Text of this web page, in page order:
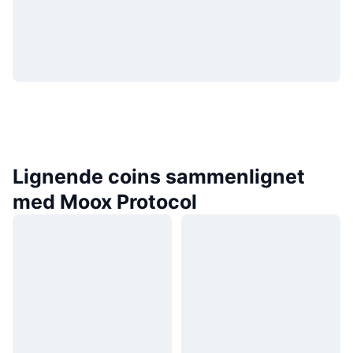
Lignende coins sammenlignet
med Moox Protocol